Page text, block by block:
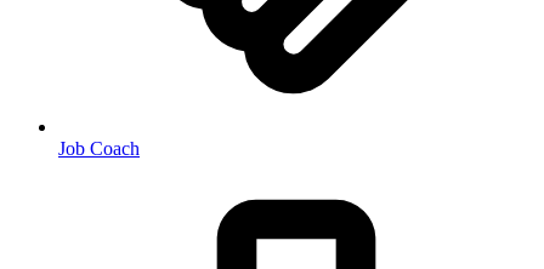
Job Coach